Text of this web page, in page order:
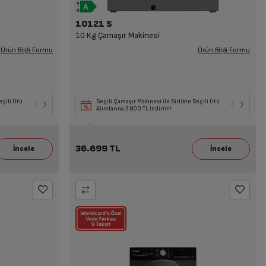
Seçili Beyaz Eşya veya TV ile Birlikte Seçili
Mikrodalga Alımına 7.199 TL İndirim!
Ürün Bilgi Formu
Ütü
Seçili Beyaz Eşya ile Birlikte Seçili KEA Alımına
6.099 TL İndirim!
10121 S
10 Kg Çamaşır Makinesi
Ürün Bilgi Formu
Seçili Çamaşır Makinesi ile Birlikte Seçili Ütü
Alımlarına 3.800 TL İndirim!
36.699 TL